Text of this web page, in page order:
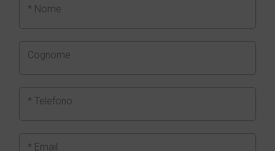
* Nome
Cognome
* Telefono
* Email